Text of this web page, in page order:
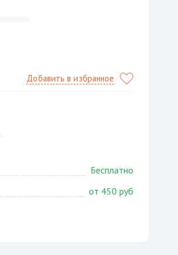
Добавить в избранное
Бесплатно
от 450 руб